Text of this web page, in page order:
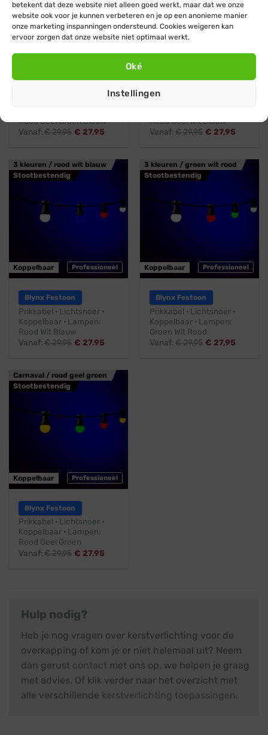
betekent dat deze website niet alleen goed werkt, maar dat we onze
website ook voor je kunnen verbeteren en je op een anonieme manier
onze marketing inspanningen ondersteund. Cookies weigeren kan
ervoor zorgen dat onze website niet optimaal werkt.
Oké
Instellingen
Koppelbaar
Rood Geel Groen Blauw
Vanaf:€29,95 € 27,95
Rood Geel Wit Blauw
Vanaf:€29,95 € 27,95
3 kleuren / rood wit blauw
Stootbestendig
Professioneel
Koppelbaar
Blynx Festoon
Prikkabel · Lichtsnoer ·
Koppelbaar · Lampen:
Rood Wit Blauw
Vanaf:€29,95 € 27,95
3 kleuren / groen wit rood
Stootbestendig
Professioneel
Koppelbaar
Blynx Festoon
Prikkabel · Lichtsnoer ·
Koppelbaar · Lampen:
Groen Wit Rood
Vanaf:€29,95 € 27,95
Carnaval / rood geel groen
Stootbestendig
Professioneel
Koppelbaar
Blynx Festoon
Prikkabel · Lichtsnoer ·
Koppelbaar · Lampen:
Rood Geel Groen
Vanaf:€29,95 € 27,95
Hulp nodig?
Heb je nog vragen over kerstverlichting voor de
overkapping of kom je er niet helemaal uit? Neem
dan gerust contact met ons op, we helpen je graag
met advies. Of klik verder naar het overzicht met
alle verschillende kerstverlichting toepassingen.